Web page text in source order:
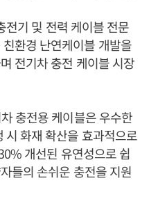
전기 및 전력 케이블 전문
환경 난연케이블 개발을
전기차 충전 케이블 시장
충전용 케이블은 우수한
시 화재 확산을 효과적으로
개선된 유연성으로 쉽
들의 손쉬운 충전을 지원